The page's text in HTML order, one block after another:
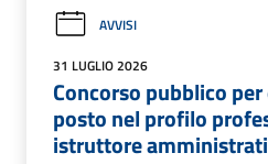
AVVISI
31 LUGLIO 2026
Concorso pubblico
posto nel profilo
istruttore